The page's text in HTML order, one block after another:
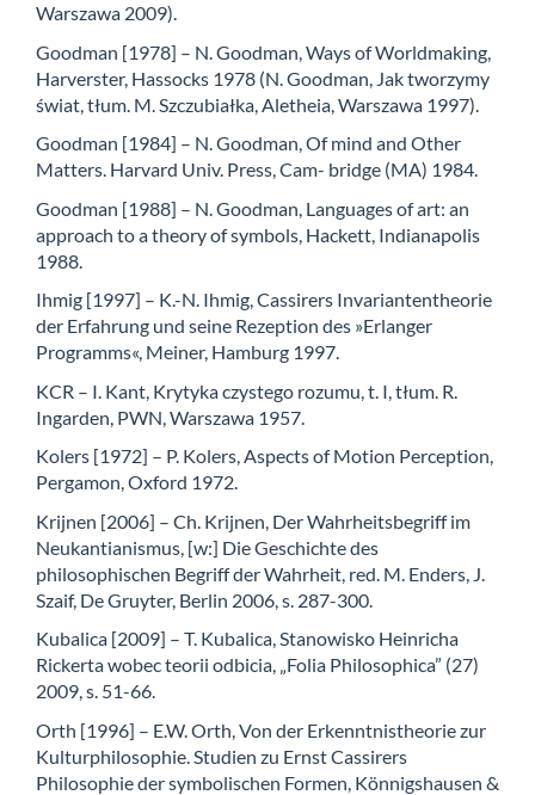
Warszawa 2009).
Goodman [1978] – N. Goodman, Ways of Worldmaking,
Harverster, Hassocks 1978 (N. Goodman, Jak tworzymy
świat, tłum. M. Szczubiałka, Aletheia, Warszawa 1997).
Goodman [1984] – N. Goodman, Of mind and Other
Matters. Harvard Univ. Press, Cam- bridge (MA) 1984.
Goodman [1988] – N. Goodman, Languages of art: an
approach to a theory of symbols, Hackett, Indianapolis
1988.
Ihmig [1997] – K.-N. Ihmig, Cassirers Invariantentheorie
der Erfahrung und seine Rezeption des »Erlanger
Programms«, Meiner, Hamburg 1997.
KCR – I. Kant, Krytyka czystego rozumu, t. I, tłum. R.
Ingarden, PWN, Warszawa 1957.
Kolers [1972] – P. Kolers, Aspects of Motion Perception,
Pergamon, Oxford 1972.
Krijnen [2006] – Ch. Krijnen, Der Wahrheitsbegriff im
Neukantianismus, [w:] Die Geschichte des
philosophischen Begriff der Wahrheit, red. M. Enders, J.
Szaif, De Gruyter, Berlin 2006, s. 287-300.
Kubalica [2009] – T. Kubalica, Stanowisko Heinricha
Rickerta wobec teorii odbicia, „Folia Philosophica” (27)
2009, s. 51-66.
Orth [1996] – E.W. Orth, Von der Erkenntnistheorie zur
Kulturphilosophie. Studien zu Ernst Cassirers
Philosophie der symbolischen Formen, Könnigshausen &